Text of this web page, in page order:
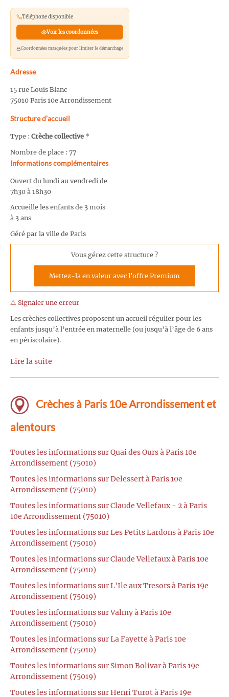
Téléphone disponible
Voir les coordonnées
Coordonnées masquées pour limiter le démarchage
Adresse
15 rue Louis Blanc
75010 Paris 10e Arrondissement
Structure d’accueil
Type : Crèche collective *
Nombre de place : 77
Informations complémentaires
Ouvert du lundi au vendredi de
7h30 à 18h30
Accueille les enfants de 3 mois
à 3 ans
Géré par la ville de Paris
Vous gérez cette structure ?
Mettez-la en valeur avec l'offre Premium
⚠️ Signaler une erreur
Les crèches collectives proposent un accueil régulier pour les
enfants jusqu’à l’entrée en maternelle (ou jusqu’à l’âge de 6 ans
en périscolaire).
Lire la suite
Crèches à Paris 10e Arrondissement et
alentours
Toutes les informations sur Quai des Ours à Paris 10e
Arrondissement (75010)
Toutes les informations sur Delessert à Paris 10e
Arrondissement (75010)
Toutes les informations sur Claude Vellefaux - 2 à Paris
10e Arrondissement (75010)
Toutes les informations sur Les Petits Lardons à Paris 10e
Arrondissement (75010)
Toutes les informations sur Claude Vellefaux à Paris 10e
Arrondissement (75010)
Toutes les informations sur L'Ile aux Tresors à Paris 19e
Arrondissement (75019)
Toutes les informations sur Valmy à Paris 10e
Arrondissement (75010)
Toutes les informations sur La Fayette à Paris 10e
Arrondissement (75010)
Toutes les informations sur Simon Bolivar à Paris 19e
Arrondissement (75019)
Toutes les informations sur Henri Turot à Paris 19e